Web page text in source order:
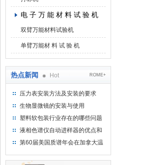
电 子 万 能 材 料 试 验 机
双臂万能材料试验机
单臂万能材 料 试 验 机
热点新闻 Hot ROME+
压力表安装方法及安装的要求
生物显微镜的安装与使用
塑料软包装行业存在的哪些问题
液相色谱仪自动进样器的优点和
维护
第60届美国质谱年会在加拿大温